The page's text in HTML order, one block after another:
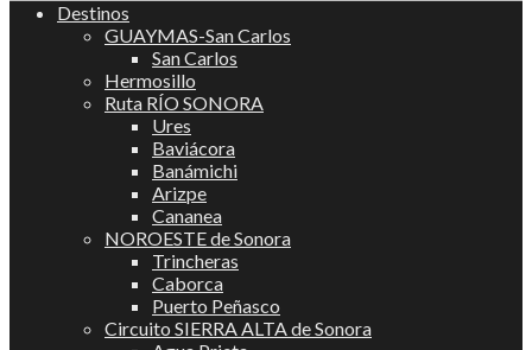
Destinos
GUAYMAS-San Carlos
San Carlos
Hermosillo
Ruta RÍO SONORA
Ures
Baviácora
Banámichi
Arizpe
Cananea
NOROESTE de Sonora
Trincheras
Caborca
Puerto Peñasco
Circuito SIERRA ALTA de Sonora